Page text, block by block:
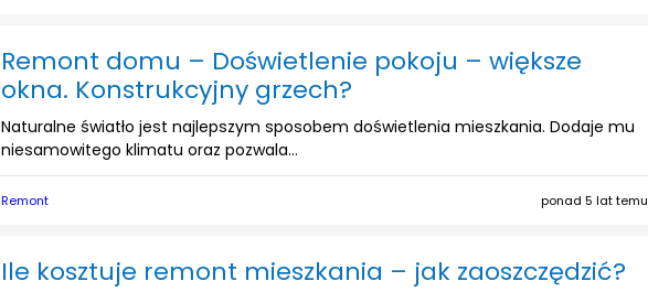
Remont domu – Doświetlenie pokoju – większe
okna. Konstrukcyjny grzech?
Naturalne światło jest najlepszym sposobem doświetlenia mieszkania. Dodaje mu
niesamowitego klimatu oraz pozwala...
Remont ponad 5 lat temu
Ile kosztuje remont mieszkania – jak zaoszczędzić?